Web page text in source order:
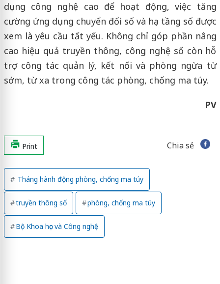
dụng công nghệ cao để hoạt động, việc tăng
cường ứng dụng chuyển đổi số và hạ tầng số được
xem là yêu cầu tất yếu. Không chỉ góp phần nâng
cao hiệu quả truyền thông, công nghệ số còn hỗ
trợ công tác quản lý, kết nối và phòng ngừa từ
sớm, từ xa trong công tác phòng, chống ma túy.
PV
Print Chia sẻ
Tháng hành động phòng, chống ma túy
truyền thông số phòng, chống ma túy
Bộ Khoa học và Công nghệ